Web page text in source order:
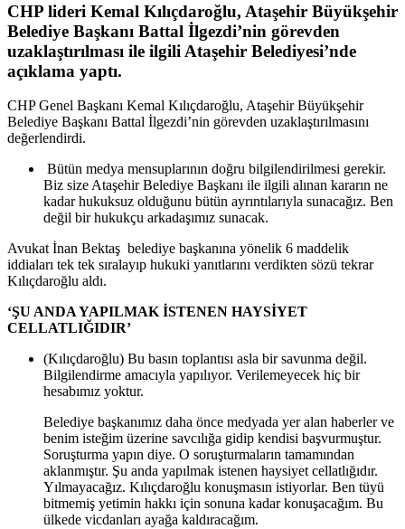
CHP lideri Kemal Kılıçdaroğlu, Ataşehir Büyükşehir
Belediye Başkanı Battal İlgezdi’nin görevden
uzaklaştırılması ile ilgili Ataşehir Belediyesi’nde
açıklama yaptı.
CHP Genel Başkanı Kemal Kılıçdaroğlu, Ataşehir Büyükşehir
Belediye Başkanı Battal İlgezdi’nin görevden uzaklaştırılmasını
değerlendirdi.
Bütün medya mensuplarının doğru bilgilendirilmesi gerekir.
Biz size Ataşehir Belediye Başkanı ile ilgili alınan kararın ne
kadar hukuksuz olduğunu bütün ayrıntılarıyla sunacağız. Ben
değil bir hukukçu arkadaşımız sunacak.
Avukat İnan Bektaş belediye başkanına yönelik 6 maddelik
iddiaları tek tek sıralayıp hukuki yanıtlarını verdikten sözü tekrar
Kılıçdaroğlu aldı.
‘ŞU ANDA YAPILMAK İSTENEN HAYSİYET
CELLATLIĞIDIR’
(Kılıçdaroğlu) Bu basın toplantısı asla bir savunma değil.
Bilgilendirme amacıyla yapılıyor. Verilemeyecek hiç bir
hesabımız yoktur.
Belediye başkanımız daha önce medyada yer alan haberler ve
benim isteğim üzerine savcılığa gidip kendisi başvurmuştur.
Soruşturma yapın diye. O soruşturmaların tamamından
aklanmıştır. Şu anda yapılmak istenen haysiyet cellatlığıdır.
Yılmayacağız. Kılıçdaroğlu konuşmasın istiyorlar. Ben tüyü
bitmemiş yetimin hakkı için sonuna kadar konuşacağım. Bu
ülkede vicdanları ayağa kaldıracağım.